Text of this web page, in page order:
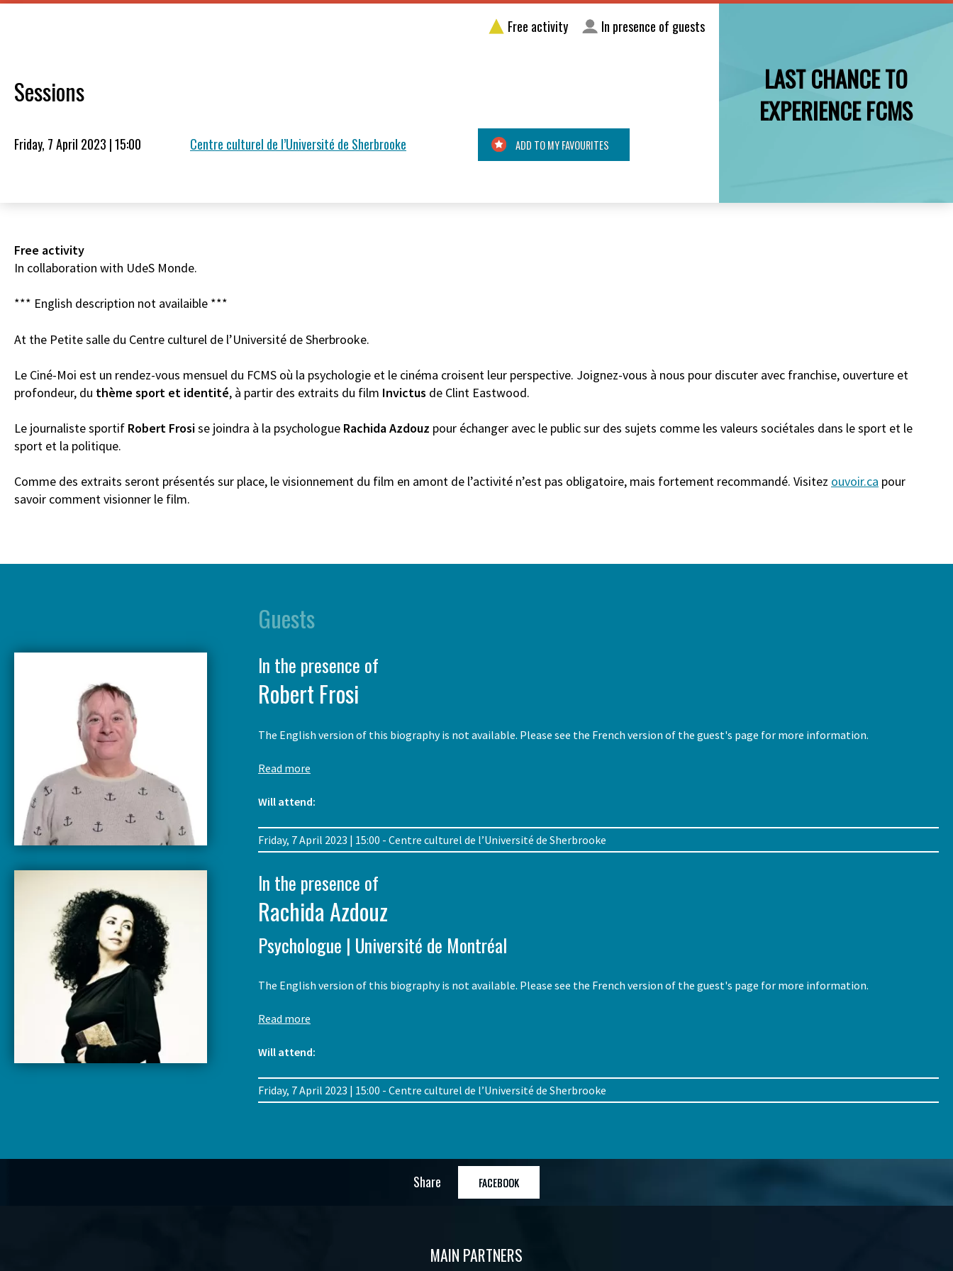
Free activity In presence of guests
Sessions
Friday, 7 April 2023 | 15:00 Centre culturel de l’Université de Sherbrooke ADD TO MY FAVOURITES
LAST CHANCE TO
EXPERIENCE FCMS
Free activity
In collaboration with UdeS Monde.
*** English description not availaible ***
At the Petite salle du Centre culturel de l’Université de Sherbrooke.
Le Ciné-Moi est un rendez-vous mensuel du FCMS où la psychologie et le cinéma croisent leur perspective. Joignez-vous à nous pour discuter avec franchise, ouverture et
profondeur, du thème sport et identité, à partir des extraits du film Invictus de Clint Eastwood.
Le journaliste sportif Robert Frosise joindra à la psychologue Rachida Azdouz pour échanger avec le public sur des sujets comme les valeurs sociétales dans le sport et le
sport et la politique.
Comme des extraits seront présentés sur place, le visionnement du film en amont de l’activité n’est pas obligatoire, mais fortement recommandé. Visitez ouvoir.ca pour
savoir comment visionner le film.
Guests
In the presence of
Robert Frosi
The English version of this biography is not available. Please see the French version of the guest's page for more information.
Read more
Will attend:
Friday, 7 April 2023 | 15:00 - Centre culturel de l’Université de Sherbrooke
In the presence of
Rachida Azdouz
Psychologue | Université de Montréal
The English version of this biography is not available. Please see the French version of the guest's page for more information.
Read more
Will attend:
Friday, 7 April 2023 | 15:00 - Centre culturel de l’Université de Sherbrooke
Share FACEBOOK
MAIN PARTNERS